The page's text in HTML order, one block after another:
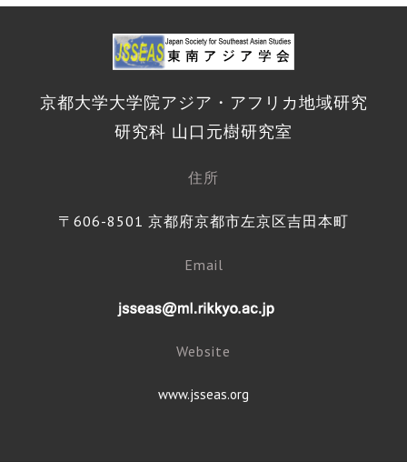
京都大学大学院アジア・アフリカ地域研究
研究科 山口元樹研究室
住所
〒606-8501 京都府京都市左京区吉田本町
Email
Website
www.jsseas.org